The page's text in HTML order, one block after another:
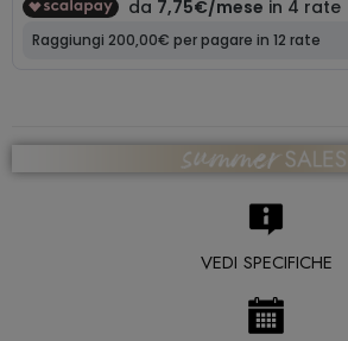
VEDI SPECIFICHE